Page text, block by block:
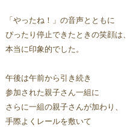
「やったね！」 の音声とともに
ぴったり停止できたときの笑顔は、
本当に印象的でした。
午後は午前から引き続き
参加された親子さん一組に
さらに一組の親子さんが加わり、
手際よくレールを敷いて